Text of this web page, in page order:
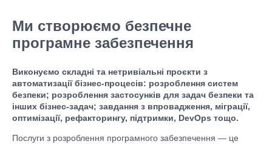
Ми створюємо безпечне
програмне забезпечення
Виконуємо складні та нетривіальні проєкти з
автоматизації бізнес-процесів: розроблення систем
безпеки; розроблення застосунків для задач безпеки та
інших бізнес-задач; завдання з впровадження, міграції,
оптимізації, рефакторингу, підтримки, DevOps тощо.
Послуги з розроблення програмного забезпечення — це